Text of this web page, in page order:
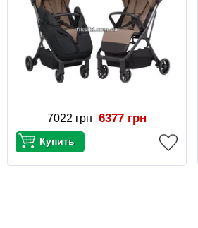
7022 грн 6377 грн